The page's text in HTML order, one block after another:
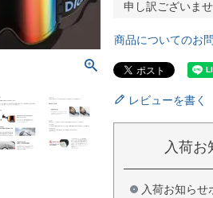
申し訳ございま
商品についてのお
レビューを書く
入荷お
入荷お知らせ